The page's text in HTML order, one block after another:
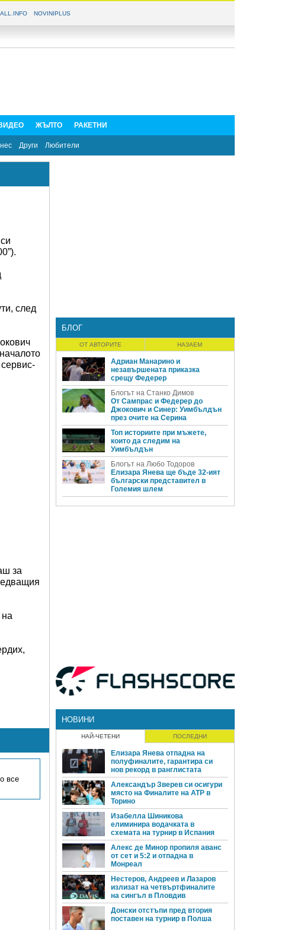
NOVINIPLUS
ЖЪЛТО РАКЕТНИ
Други Любители
след
за
на
все
БЛОГ
ОТ АВТОРИТЕ НАЗАЕМ
Адриан Манарино и
незавършената приказка
срещу Федерер
Блогът на Станко Димов
От Сампрас и Федерер до
Джокович и Синер: Уимбълдън
през очите на Серина
Топ историите при мъжете,
които да следим на
Уимбълдън
Блогът на Любо Тодоров
Елизара Янева ще бъде 32-ият
български представител в
Големия шлем
НОВИНИ
НАЙ-ЧЕТЕНИ ПОСЛЕДНИ
Елизара Янева отпадна на
полуфиналите, гарантира си
нов рекорд в ранглистата
Александър Зверев си осигури
място на Финалите на ATP в
Торино
Изабелла Шиникова
елиминира водачката в
схемата на турнир в Испания
Алекс де Минор пропиля аванс
от сет и 5:2 и отпадна в
Монреал
Нестеров, Андреев и Лазаров
излизат на четвъртфиналите
на сингъл в Пловдив
Донски отстъпи пред втория
поставен на турнир в Полша